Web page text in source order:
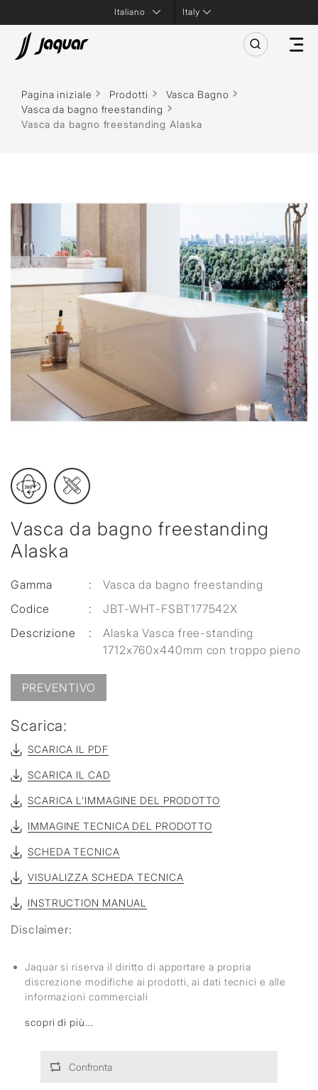
Italy
Pagina iniziale Prodotti
Vasca Bagno
Vasca da bagno freestanding
Vasca da bagno freestanding Alaska
Vasca da bagno freestanding
Alaska
Gamma :
Vasca da bagno freestanding
Codice
:
JBT-WHT-FSBT177542X
Descrizione
:
Alaska Vasca free-standing
1712x760x440mm con troppo pieno
PREVENTIVO
Scarica:
SCARICA IL PDF
SCARICA IL CAD
SCARICA L'IMMAGINE DEL PRODOTTO
IMMAGINE TECNICA DEL PRODOTTO
SCHEDA TECNICA
VISUALIZZA SCHEDA TECNICA
INSTRUCTION MANUAL
Disclaimer:
Jaquar si riserva il diritto di apportare a propria
discrezione modifiche ai prodotti, ai dati tecnici e alle
informazioni commerciali
scopri di più...
Confronta